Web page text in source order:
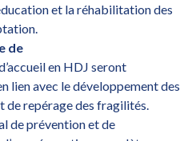
et la réhabilitation des
de
en HDJ seront
lien avec le développement des
repérage des fragilités.
de prévention et de